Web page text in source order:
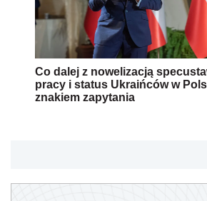
Co dalej z nowelizacją
pracy i status Ukraińców w
znakiem zapytania